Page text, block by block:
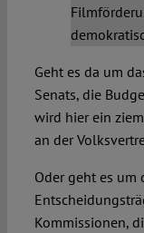
Geht es da um
Senats, die
wird hier ein
an der
Oder geht es
Kommissionen,